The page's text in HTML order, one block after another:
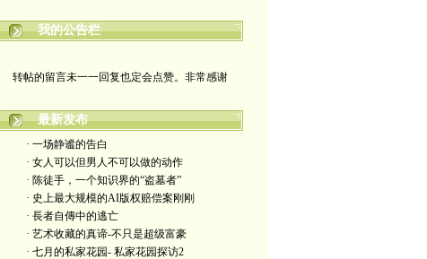
我的公告栏
哪裡有自由，哪裡就是祖國
有意收藏者请私信我，感谢一贯支持
政治转载不一定代表本人意见
艺术博客：https://yimengl.blog
目录中标注星号的为本人艺术原创
最新发布
· 一场静谧的告白
· 女人可以但男人不可以做的动作
· 陈徒手，一个知识界的“盗墓者”
· 史上最大规模的AI版权赔偿案刚刚
· 長者自傳中的逃亡
· 艺术收藏的真谛-不只是超级富豪
· 七月的私家花园- 私家花园探访2